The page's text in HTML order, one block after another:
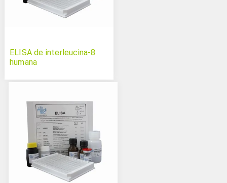
ELISA de interleucina-8
humana